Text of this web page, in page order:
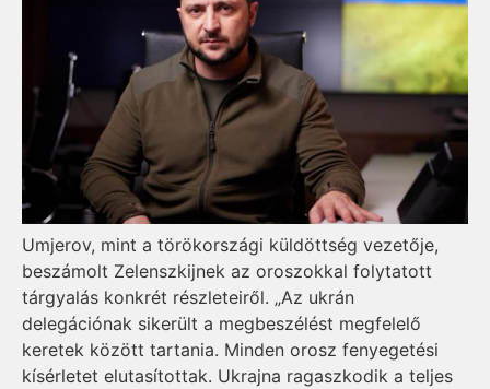
Umjerov, mint a törökországi küldöttség vezetője,
beszámolt Zelenszkijnek az oroszokkal folytatott
tárgyalás konkrét részleteiről. „Az ukrán
delegációnak sikerült a megbeszélést megfelelő
keretek között tartania. Minden orosz fenyegetési
kísérletet elutasítottak. Ukrajna ragaszkodik a teljes